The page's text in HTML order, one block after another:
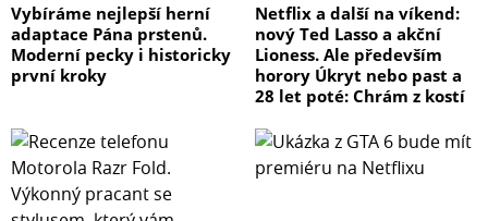
Vybíráme nejlepší herní
adaptace Pána prstenů.
Moderní pecky i historicky
první kroky
Netflix a další na víkend:
nový Ted Lasso a akční
Lioness. Ale především
horory Úkryt nebo past a
28 let poté: Chrám z kostí